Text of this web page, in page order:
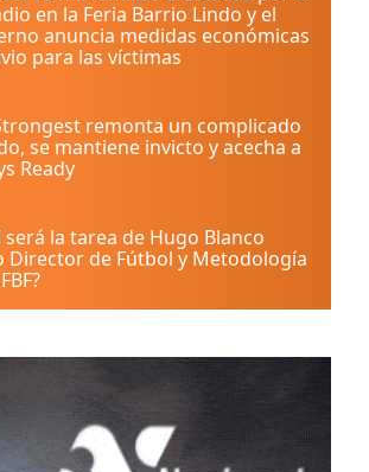
en la Feria Barrio Lindo y el
anuncia medidas económicas
para las víctimas
remonta un complicado
se mantiene invicto y acecha a
Ready
será la tarea de Hugo Blanco
Director de Fútbol y Metodología